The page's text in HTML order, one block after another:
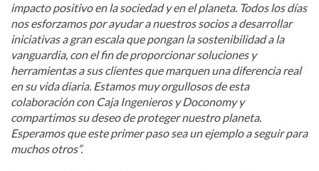
impacto positivo en la sociedad y en el planeta. Todos los días
nos esforzamos por ayudar a nuestros socios a desarrollar
iniciativas a gran escala que pongan la sostenibilidad a la
vanguardia, con el fin de proporcionar soluciones y
herramientas a sus clientes que marquen una diferencia real
en su vida diaria. Estamos muy orgullosos de esta
colaboración con Caja Ingenieros y Doconomy y
compartimos su deseo de proteger nuestro planeta.
Esperamos que este primer paso sea un ejemplo a seguir para
muchos otros”.